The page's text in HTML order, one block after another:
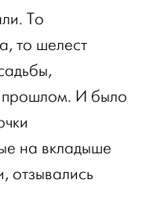
То
то шелест
И было
на вкладыше
отзывались